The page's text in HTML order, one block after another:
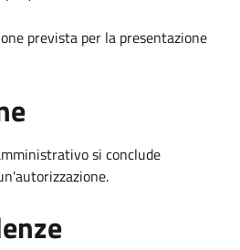
prevista per la presentazione
si conclude